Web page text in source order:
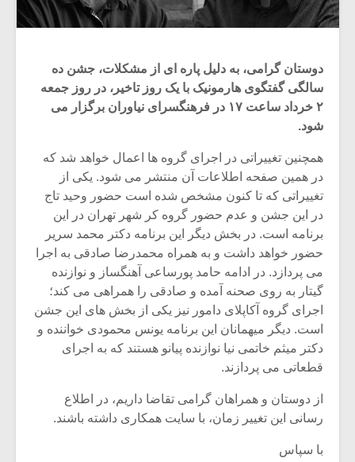
دوستان گرامی، به دلیل پاره ای از مشکلات، جشن ده
سالگی گفتگوی هارمونیک با یک روز تاخیر، در روز جمعه
۲ خرداد ساعت ۱۷ در فرهنگسرای نیاوران برگزار می
شود.
همچنین تغییراتی در اجرای گروه ها اعمال خواهد شد که
در همین صفحه اطلاعات آن منتشر می شود. یکی از
تغییراتی که تا کنون مشخص شده است حضور وحید تاج
در این جشن و عدم حضور گروه کر شهر تهران در این
برنامه است. در بخش دیگر این برنامه دکتر محمد سریر
حضور خواهد داشت و به همراه محمدرضا صادقی به اجرا
می پردازد. در ادامه حامد پورساعی آهنگساز و نوازنده
گیتار به روی صحنه آمده و صادقی را همراهی می کند؛
اجرای گروه آکاپلای دامور نیز یکی از بخش های این جشن
است. دیگر میهمانان این برنامه یونس محمودی خواننده و
دکتر میثم خاتمی نیا نوازنده پیانو هستند که به اجرای
قطعاتی می پردازند.
از دوستان و همراهان گرامی تقاضا داریم، در اطلاع
رسانی این تغییر زمان، با سایت همکاری داشته باشند.
با سپاس
مشهورترین باشی،
بدنام ترین باش
برگزار